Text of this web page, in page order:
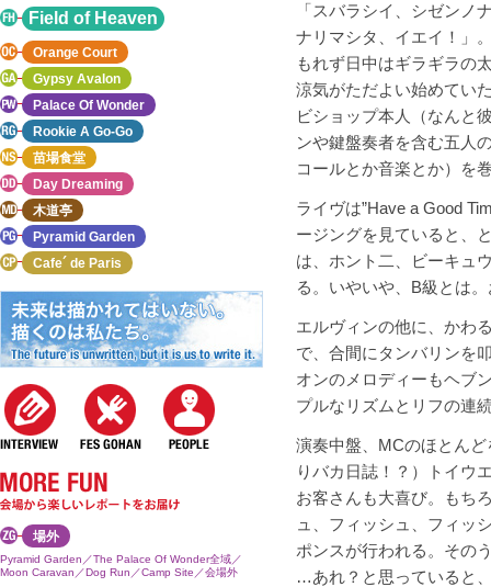
「スバラシイ、シゼンノ
ナリマシタ、イエイ！」
もれず日中はギラギラの
涼気がただよい始めてい
ビショップ本人（なんと
ンや鍵盤奏者を含む五人
コールとか音楽とか）を
ライヴは”Have a Good
ージングを見ていると、
は、ホント二、ビーキュ
る。いやいや、B級とは
エルヴィンの他に、かわ
で、合間にタンバリンを
オンのメロディーもヘブ
プルなリズムとリフの連
演奏中盤、MCのほとん
りバカ日誌！？）トイウ
お客さんも大喜び。もち
ュ、フィッシュ、フィッ
ポンスが行われる。その
…あれ？と思っていると
Field of Heaven
Orange Court
Gypsy Avalon
Palace Of Wonder
Rookie A Go-Go
苗場食堂
Day Dreaming
木道亭
Pyramid Garden
Cafe´ de Paris
場外
Pyramid Garden／The Palace Of Wonder全域／
Moon Caravan／Dog Run／Camp Site／会場外